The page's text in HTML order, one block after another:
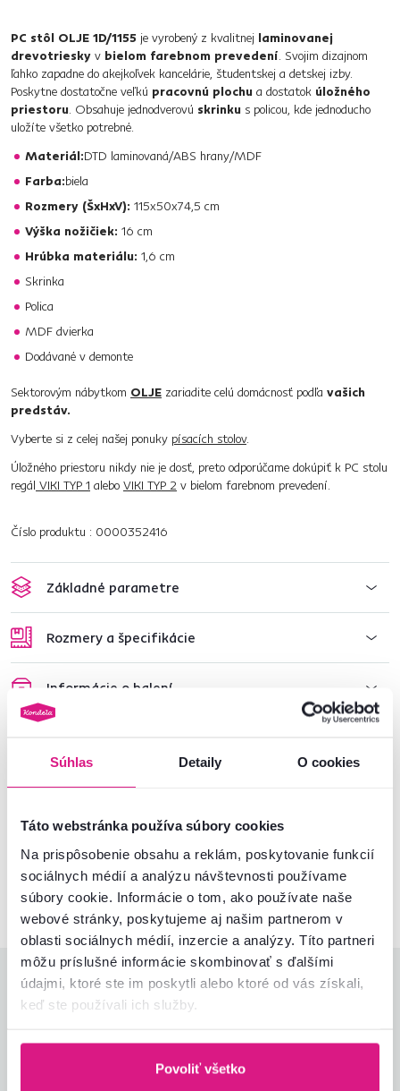
Súhlas Detaily O cookies
Táto webstránka používa súbory cookies
Na prispôsobenie obsahu a reklám, poskytovanie funkcií
sociálnych médií a analýzu návštevnosti používame
súbory cookie. Informácie o tom, ako používate naše
webové stránky, poskytujeme aj našim partnerom v
oblasti sociálnych médií, inzercie a analýzy. Títo partneri
môžu príslušné informácie skombinovať s ďalšími
údajmi, ktoré ste im poskytli alebo ktoré od vás získali,
keď ste používali ich služby.
Povoliť všetko
PC stôl OLJE 1D/1155 je vyrobený z kvalitnej laminovanej
drevotriesky v bielom farebnom prevedení. Svojim dizajnom
ľahko zapadne do akejkoľvek kancelárie, študentskej a detskej izby.
Poskytne dostatočne veľkú pracovnú plochu a dostatok úložného
priestoru. Obsahuje jednodverovú skrinku s policou, kde jednoducho
uložíte všetko potrebné.
Materiál:DTD laminovaná/ABS hrany/MDF
Farba:biela
Rozmery (ŠxHxV): 115x50x74,5 cm
Výška nožičiek: 16 cm
Hrúbka materiálu: 1,6 cm
Skrinka
Polica
MDF dvierka
Dodávané v demonte
Sektorovým nábytkom OLJE zariadite celú domácnosť podľa vašich
predstáv.
Vyberte si z celej našej ponuky písacích stolov.
Úložného priestoru nikdy nie je dosť, preto odporúčame dokúpiť k PC stolu
regál VIKI TYP 1 alebo VIKI TYP 2 v bielom farebnom prevedení.
Číslo produktu : 0000352416
Základné parametre
Rozmery a špecifikácie
Informácie o balení
Nenašli ste požadované informácie?
Kontaktujte nás a my vám radi poradíme
02/ 40 100 100 Spustiť chat
Hodnotenia produktu
4,6
Kvalita výrobku
4,7
Zodpovedá očakávaniam